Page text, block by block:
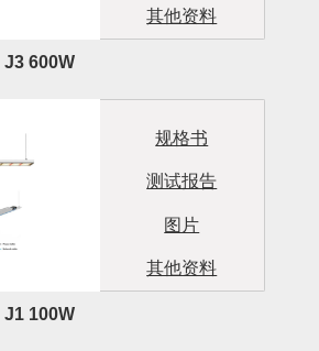
其他资料
J3 600W
规格书
测试报告
图片
其他资料
J1 100W